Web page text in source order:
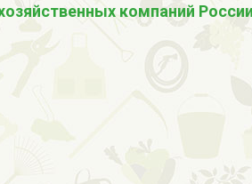
компаний